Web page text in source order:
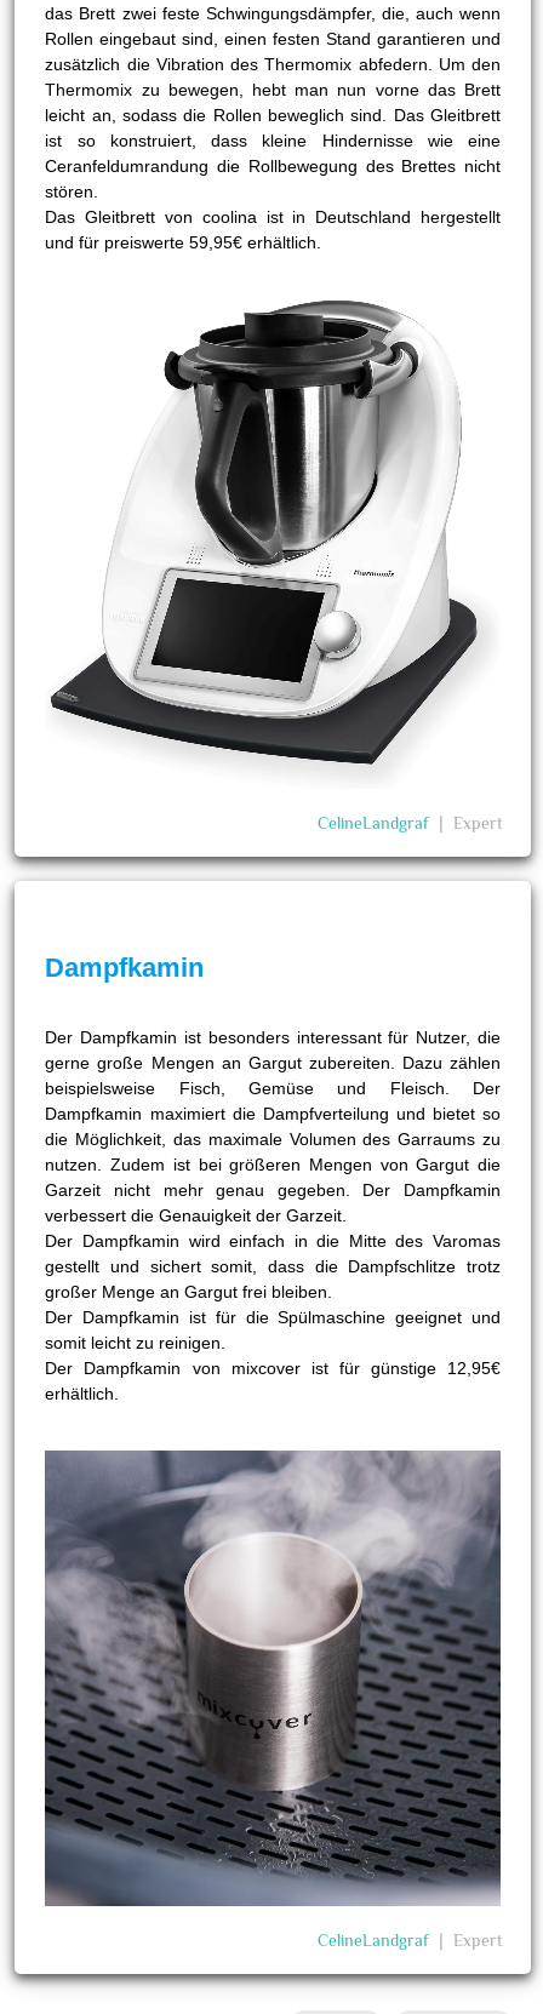
das Brett zwei feste Schwingungsdämpfer, die, auch wenn
Rollen eingebaut sind, einen festen Stand garantieren und
zusätzlich die Vibration des Thermomix abfedern. Um den
Thermomix zu bewegen, hebt man nun vorne das Brett
leicht an, sodass die Rollen beweglich sind. Das Gleitbrett
ist so konstruiert, dass kleine Hindernisse wie eine
Ceranfeldumrandung die Rollbewegung des Brettes nicht
stören.
Das Gleitbrett von coolina ist in Deutschland hergestellt
und für preiswerte 59,95€ erhältlich.
CelineLandgraf Expert
Dampfkamin
Der Dampfkamin ist besonders interessant für Nutzer, die
gerne große Mengen an Gargut zubereiten. Dazu zählen
beispielsweise Fisch, Gemüse und Fleisch. Der
Dampfkamin maximiert die Dampfverteilung und bietet so
die Möglichkeit, das maximale Volumen des Garraums zu
nutzen. Zudem ist bei größeren Mengen von Gargut die
Garzeit nicht mehr genau gegeben. Der Dampfkamin
verbessert die Genauigkeit der Garzeit.
Der Dampfkamin wird einfach in die Mitte des Varomas
gestellt und sichert somit, dass die Dampfschlitze trotz
großer Menge an Gargut frei bleiben.
Der Dampfkamin ist für die Spülmaschine geeignet und
somit leicht zu reinigen.
Der Dampfkamin von mixcover ist für günstige 12,95€
erhältlich.
CelineLandgraf ❘ Expert